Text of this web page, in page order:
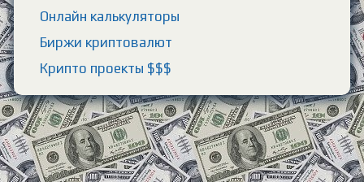
Онлайн калькуляторы
Биржи криптовалют
Крипто проекты $$$